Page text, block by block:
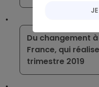
Du changement
France, qui
trimestre 2019